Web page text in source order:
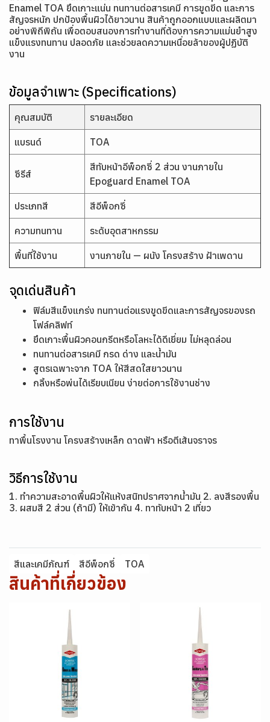
Enamel TOA ยึดเกาะแน่น ทนทานต่อสารเคมี การขูดขีด และการ
สัญจรหนัก ปกป้องพื้นผิวได้ยาวนาน สินค้าถูกออกแบบและผลิตมา
อย่างพิถีพิถัน เพื่อตอบสนองการทำงานที่ต้องการความแม่นยำสูง
แข็งแรงทนทาน ปลอดภัย และช่วยลดความเหนื่อยล้าของผู้ปฏิบัติ
งาน
ข้อมูลจำเพาะ (Specifications)
คุณสมบัติ รายละเอียด
แบรนด์ TOA
ซีรีส์
สีทับหน้าอีพ็อกซี่ 2 ส่วน งานภายใน
Epoguard Enamel TOA
ประเภทสี สีอีพ็อกซี่
ความทนทาน ระดับอุตสาหกรรม
พื้นที่ใช้งาน งานภายใน — ผนัง โครงสร้าง ฝ้าเพดาน
จุดเด่นสินค้า
ฟิล์มสีแข็งแกร่ง ทนทานต่อแรงขูดขีดและการสัญจรของรถ
โฟล์คลิฟท์
ยึดเกาะพื้นผิวคอนกรีตหรือโลหะได้ดีเยี่ยม ไม่หลุดล่อน
ทนทานต่อสารเคมี กรด ด่าง และน้ำมัน
สูตรเฉพาะจาก TOA ให้สีสดใสยาวนาน
กลิ้งหรือพ่นได้เรียบเนียน ง่ายต่อการใช้งานช่าง
การใช้งาน
ทาพื้นโรงงาน โครงสร้างเหล็ก ดาดฟ้า หรือตีเส้นจราจร
วิธีการใช้งาน
1. ทำความสะอาดพื้นผิวให้แห้งสนิทปราศจากน้ำมัน 2. ลงสีรองพื้น
3. ผสมสี 2 ส่วน (ถ้ามี) ให้เข้ากัน 4. ทาทับหน้า 2 เที่ยว
สีและเคมีภัณฑ์ สีอีพ็อกซี่ TOA
สินค้าที่เกี่ยวข้อง